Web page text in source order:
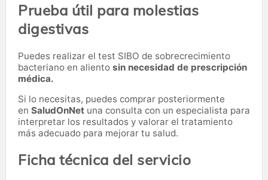
Prueba útil para molestias
digestivas
Puedes realizar el test SIBO de sobrecrecimiento
bacteriano en aliento sin necesidad de prescripción
médica.
Si lo necesitas, puedes comprar posteriormente
en SaludOnNet una consulta con un especialista para
interpretar los resultados y valorar el tratamiento
más adecuado para mejorar tu salud.
Ficha técnica del servicio